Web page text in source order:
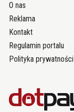
O nas
Reklama
Kontakt
Regulamin portalu
Polityka prywatności